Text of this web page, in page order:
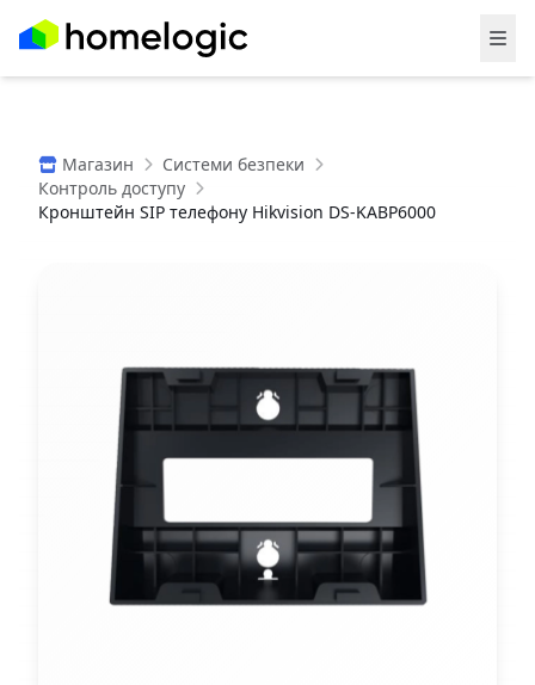
Магазин
Системи безпеки
Контроль доступу
Кронштейн SIP телефону Hikvision DS-KABP6000